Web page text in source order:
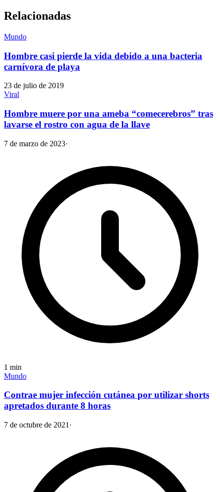
Relacionadas
Mundo
Hombre casi pierde la vida debido a una bacteria
carnívora de playa
23 de julio de 2019
Viral
Hombre muere por una ameba “comecerebros” tras
lavarse el rostro con agua de la llave
7 de marzo de 2023·
1 min
Mundo
Contrae mujer infección cutánea por utilizar shorts
apretados durante 8 horas
7 de octubre de 2021 ·